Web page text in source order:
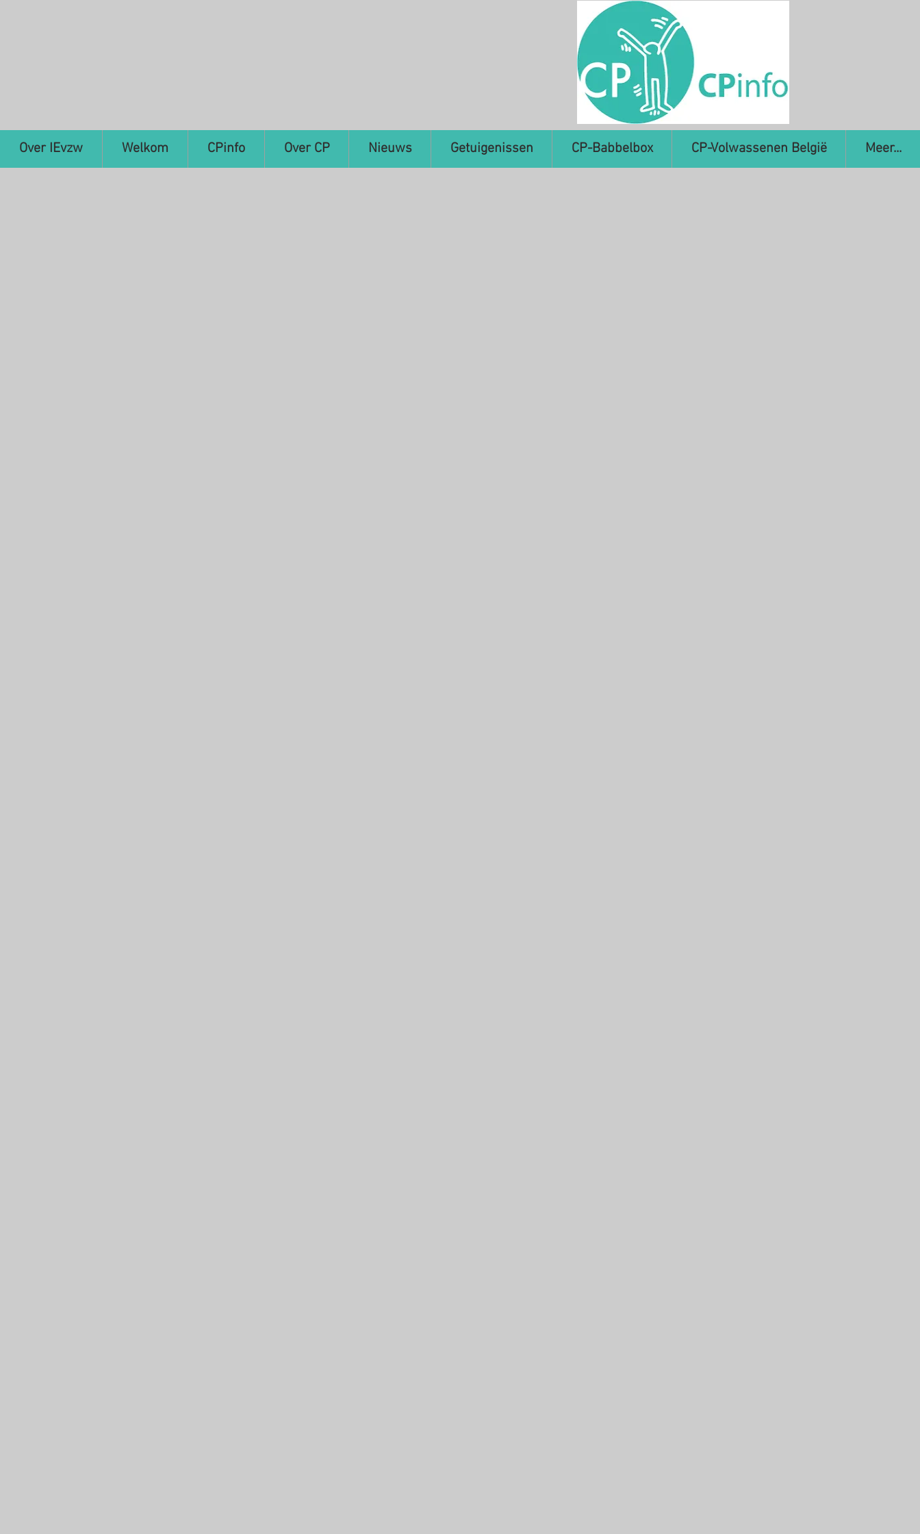
Over IEvzw Welkom CPinfo Over CP Nieuws Getuigenissen CP-Babbelbox CP-Volwassenen België Meer...